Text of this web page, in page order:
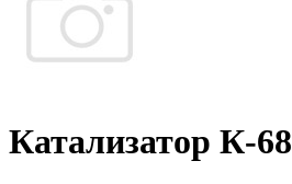
Катализатор К-68